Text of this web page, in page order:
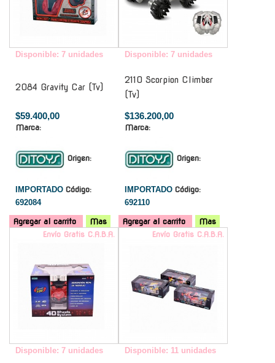
Disponible: 7 unidades
2084 Gravity Car (Tv)
$59.400,00
Marca:
Origen:
IMPORTADO Código:
692084
Agregar al carrito Mas
Disponible: 7 unidades
2110 Scorpion Climber
(Tv)
$136.200,00
Marca:
Origen:
IMPORTADO Código:
692110
Agregar al carrito
Mas
Envío Gratis C.A.B.A.
Disponible: 7 unidades
Envío Gratis C.A.B.A.
Disponible: 11 unidades